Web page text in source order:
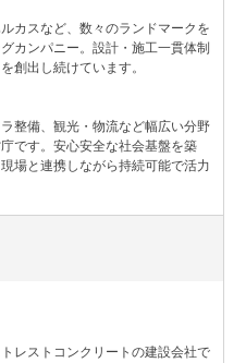
カスなど、数々のランドマークを
カンパニー。設計・施工一貫体制
創出し続けています。
整備、観光・物流など幅広い分野
です。安心安全な社会基盤を築
場と連携しながら持続可能で活力
レストコンクリートの建設会社で